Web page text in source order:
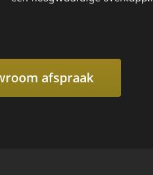
afspraak